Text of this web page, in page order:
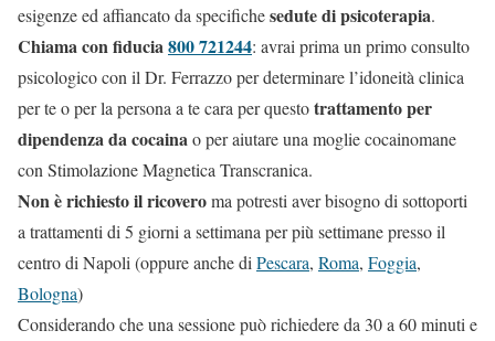
esigenze ed affiancato da specifichesedute di psicoterapia.
Chiama con fiducia800 721244: avrai prima un primo consulto
psicologico con il Dr. Ferrazzo per determinare l’idoneità clinica
per te o per la persona a te cara per questotrattamento per
dipendenza da cocainao per aiutare una moglie cocainomane
con Stimolazione Magnetica Transcranica.
Non è richiesto il ricoveroma potresti aver bisogno di sottoporti
a trattamenti di 5 giorni a settimana per più settimane presso il
centro di Napoli (oppure anche di Pescara, Roma, Foggia,
Bologna)
Considerando che una sessione può richiedere da 30 a 60 minuti e